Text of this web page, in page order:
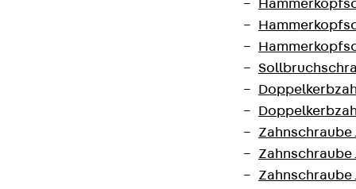
Zahnschraube
Zahnschraube
Zahnschraube